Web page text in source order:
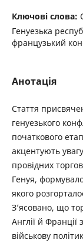
Ключові слова:
Генуезька
французький
Анотація
Стаття
генуезького
початкового
акцентують
провідних
Генуя,
якого
З’ясовано, що
Англії й
військову